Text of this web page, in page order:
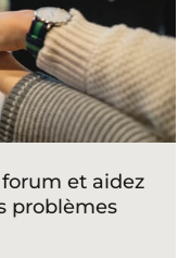
et aidez
problèmes